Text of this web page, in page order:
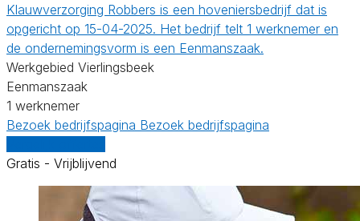
Klauwverzorging Robbers is een hoveniersbedrijf dat is
opgericht op 15-04-2025. Het bedrijf telt 1 werknemer en
de ondernemingsvorm is een Eenmanszaak.
Werkgebied Vierlingsbeek
Eenmanszaak
1 werknemer
Bezoek bedrijfspagina Bezoek bedrijfspagina
Gratis - Vrijblijvend